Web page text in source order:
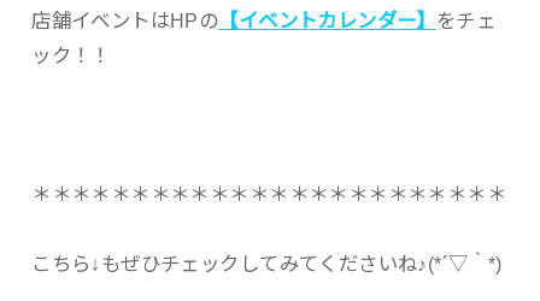
店舗イベントはHPの 【イベントカレンダー】
をチェ
ック！！
＊＊＊＊＊＊＊＊＊＊＊＊＊＊＊＊＊＊＊＊＊＊＊＊
こちら↓もぜひチェックしてみてくださいね♪(*´▽｀*)